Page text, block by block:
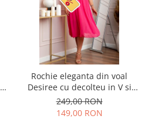
Rochie eleganta din voal
Desiree cu decolteu in V si
curea - Ciclam
249,00 RON
149,00 RON